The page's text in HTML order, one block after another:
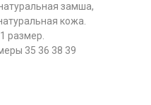
замша,
кожа.
размер.
35 36 38 39